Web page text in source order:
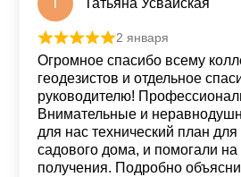
Оценка из 5
2 января
Огромное спасибо всему
геодезистов и отдельное
руководителю!
Внимательные и
для нас технический план для
садового дома, и помогали на
получения. Подробно